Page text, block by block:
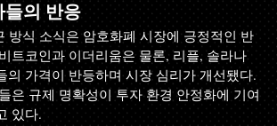
의 반응
방식 소식은 암호화폐 시장에 긍정적인 반
트코인과 이더리움은 물론, 리플, 솔라나
의 가격이 반등하며 시장 심리가 개선됐다.
은 규제 명확성이 투자 환경 안정화에 기여
있다.